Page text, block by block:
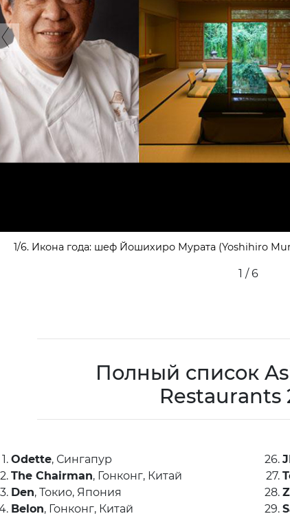
2/6. Лучшая женщина шеф-повар Азии: Чо Хи-Сок (Cho
Previous
2 / 6
Полный список
Restaurants
Odette, Сингапур
The Chairman, Гонконг, Китай
Den, Токио, Япония
Belon, Гонконг, Китай